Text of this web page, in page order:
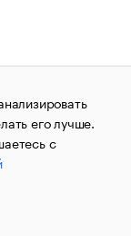
прав
Сообщения
в сфере
ИА
Отдельные
его лучше.
с